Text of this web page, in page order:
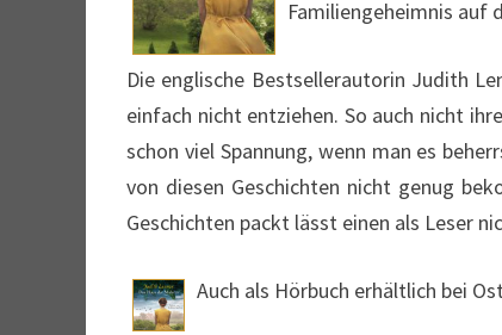
Familiengeheimnis auf
Die englische Bestsellerautorin Judith
einfach nicht entziehen. So auch nicht
schon viel Spannung, wenn man es
von diesen Geschichten nicht genug
Geschichten packt lässt einen als Leser
Auch als Hörbuch erhältlich bei